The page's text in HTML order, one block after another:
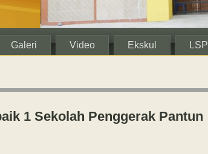
Galeri Video Ekskul LSP
1 Sekolah Penggerak Pantun